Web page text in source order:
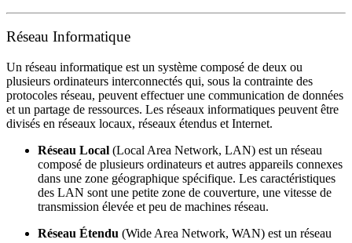
Réseau Informatique
Un réseau informatique est un système composé de deux ou
plusieurs ordinateurs interconnectés qui, sous la contrainte des
protocoles réseau, peuvent effectuer une communication de données
et un partage de ressources. Les réseaux informatiques peuvent être
divisés en réseaux locaux, réseaux étendus et Internet.
Réseau Local (Local Area Network, LAN) est un réseau
composé de plusieurs ordinateurs et autres appareils connexes
dans une zone géographique spécifique. Les caractéristiques
des LAN sont une petite zone de couverture, une vitesse de
transmission élevée et peu de machines réseau.
Réseau Étendu (Wide Area Network, WAN) est un réseau